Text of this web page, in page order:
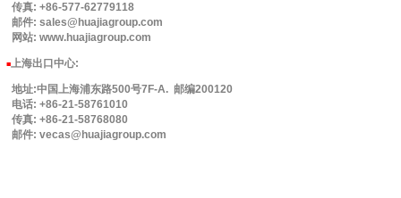
传真: +86-577-62779118
邮件: sales@huajiagroup.com
网站: www.huajiagroup.com
■上海出口中心:
地址:中国上海浦东路500号7F-A. 邮编200120
电话: +86-21-58761010
传真: +86-21-58768080
邮件: vecas@huajiagroup.com